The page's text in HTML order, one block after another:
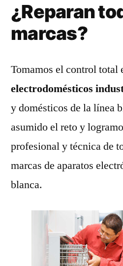
¿Reparan
marcas?
Tomamos el control total
electrodomésticos
y domésticos de la línea
asumido el reto y
profesional y técnica de
marcas de aparatos
blanca.